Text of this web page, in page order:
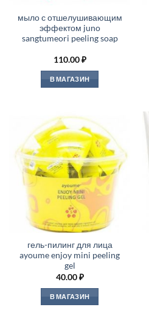
мыло с отшелушивающим
эффектом juno
sangtumeori peeling soap
110.00₽
В МАГАЗИН
гель-пилинг для лица
ayoume enjoy mini peeling
gel
40.00₽
В МАГАЗИН